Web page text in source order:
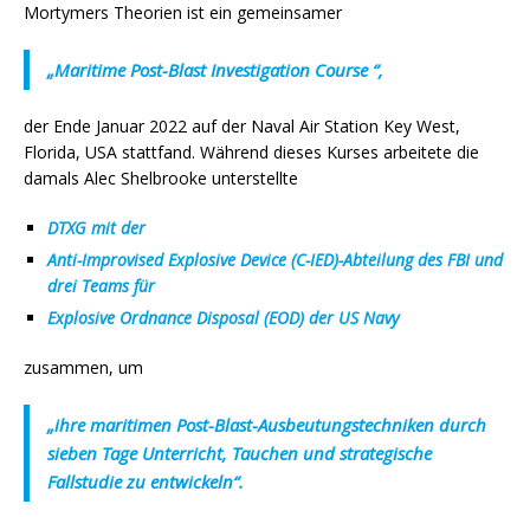
Mortymers Theorien ist ein gemeinsamer
„Maritime Post-Blast Investigation Course “,
der Ende Januar 2022 auf der Naval Air Station Key West,
Florida, USA stattfand. Während dieses Kurses arbeitete die
damals Alec Shelbrooke unterstellte
DTXG mit der
Anti-Improvised Explosive Device (C-IED)-Abteilung des FBI und
drei Teams für
Explosive Ordnance Disposal (EOD) der US Navy
zusammen, um
„ihre maritimen Post-Blast-Ausbeutungstechniken durch
sieben Tage Unterricht, Tauchen und strategische
Fallstudie zu entwickeln“.